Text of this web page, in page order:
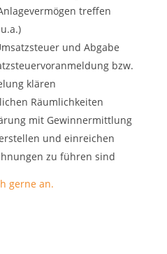
treffen
und Abgabe
bzw.
klären
Räumlichkeiten
mit Gewinnermittlung
und einreichen
zu führen sind
gerne an.